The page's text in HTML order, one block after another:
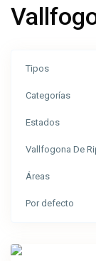
Tipos
Categorías
Estados
Vallfogona De
Áreas
Por defecto
Vallfogona